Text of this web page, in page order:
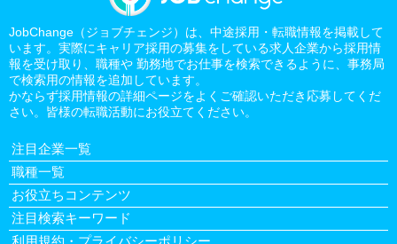
JobChange（ジョブチェンジ）は、中途採用・転職情報を掲載して
います。実際にキャリア採用の募集をしている求人企業から採用情
報を受け取り、職種や 勤務地でお仕事を検索できるように、事務局
で検索用の情報を追加しています。
かならず採用情報の詳細ページをよくご確認いただき応募してくだ
さい。皆様の転職活動にお役立てください。
注目企業一覧
職種一覧
お役立ちコンテンツ
注目検索キーワード